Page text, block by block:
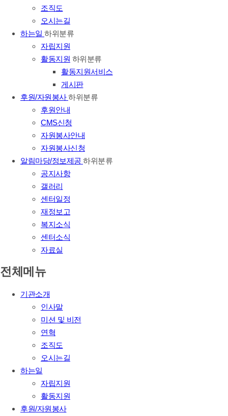
조직도
오시는길
하는일 하위분류
자립지원
활동지원 하위분류
활동지원서비스
게시판
후원/자원봉사하위분류
후원안내
CMS신청
자원봉사안내
자원봉사신청
알림마당/정보제공 하위분류
공지사항
갤러리
센터일정
재정보고
복지소식
센터소식
자료실
전체메뉴
기관소개
인사말
미션 및 비전
연혁
조직도
오시는길
하는일
자립지원
활동지원
후원/자원봉사